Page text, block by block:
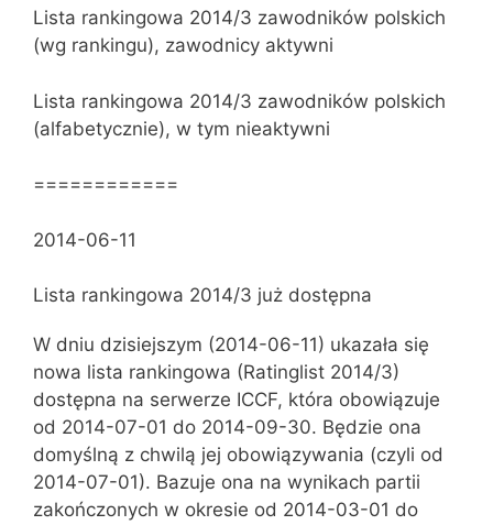
Lista rankingowa 2014/3 zawodników polskich
(wg rankingu), zawodnicy aktywni
Lista rankingowa 2014/3 zawodników polskich
(alfabetycznie), w tym nieaktywni
============
2014-06-11
Lista rankingowa 2014/3 już dostępna
W dniu dzisiejszym (2014-06-11) ukazała się
nowa lista rankingowa (Ratinglist 2014/3)
dostępna na serwerze ICCF, która obowiązuje
od 2014-07-01 do 2014-09-30. Będzie ona
domyślną z chwilą jej obowiązywania (czyli od
2014-07-01). Bazuje ona na wynikach partii
zakończonych w okresie od 2014-03-01 do